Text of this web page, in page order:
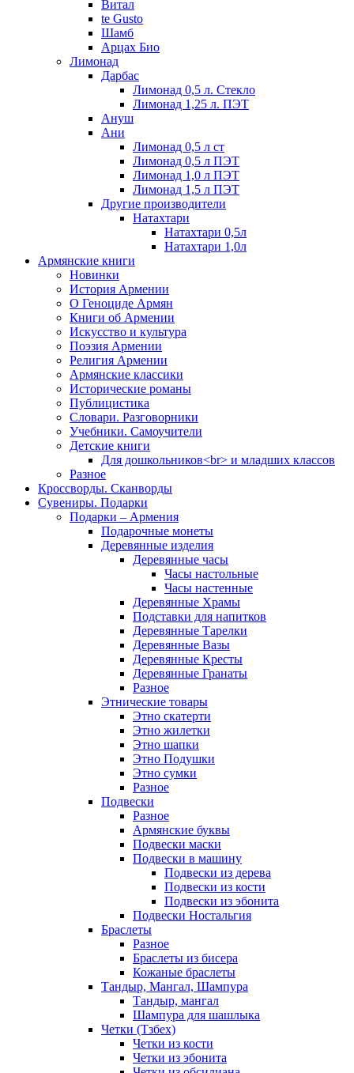
Витал
te Gusto
Шамб
Арцах Био
Лимонад
Дарбас
Лимонад 0,5 л. Стекло
Лимонад 1,25 л. ПЭТ
Ануш
Ани
Лимонад 0,5 л ст
Лимонад 0,5 л ПЭТ
Лимонад 1,0 л ПЭТ
Лимонад 1,5 л ПЭТ
Другие производители
Натахтари
Натахтари 0,5л
Натахтари 1,0л
Армянские книги
Новинки
История Армении
О Геноциде Армян
Книги об Армении
Иcкусство и культура
Поэзия Армении
Религия Армении
Армянские классики
Исторические романы
Публицистика
Словари. Разговорники
Учебники. Самоучители
Детские книги
Для дошкольников<br> и младших классов
Разное
Кроссворды. Сканворды
Сувениры. Подарки
Подарки – Армения
Подарочные монеты
Деревянные изделия
Деревянные часы
Часы настольные
Часы настенные
Деревянные Храмы
Подставки для напитков
Деревянные Тарелки
Деревянные Вазы
Деревянные Кресты
Деревянные Гранаты
Разное
Этнические товары
Этно скатерти
Этно жилетки
Этно шапки
Этно Подушки
Этно сумки
Разное
Подвески
Разное
Армянские буквы
Подвески маски
Подвески в машину
Подвески из дерева
Подвески из кости
Подвески из эбонита
Подвески Ностальгия
Браслеты
Разное
Браслеты из бисера
Кожаные браслеты
Тандыр, Мангал, Шампура
Тандыр, мангал
Шампура для шашлыка
Четки (Тзбех)
Четки из кости
Четки из эбонита